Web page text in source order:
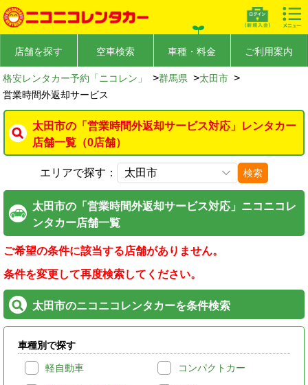
店舗を探す 空車検索 車種・料金 ご利用案内
格安レンタカー予約「ニコレン」 >群馬県 >太田市 >
営業時間外返却サービス
太田市の「営業時間外返却サービス対応」レンタカー
店舗一覧（0店舗）
エリアで探す： 検索
太田市の「営業時間外返却サービス対応」ニコニコレ
ンタカー店舗一覧
ご希望の条件に該当する店舗がありません。
条件を変更して再度検索してください。
太田市のニコニコレンタカーを条件検索
車種別で探す
軽自動車 コンパクトカー